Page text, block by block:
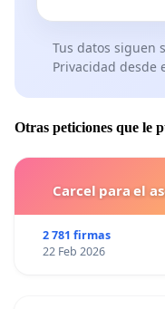
Tus datos siguen
Privacidad desde
Otras peticiones que le
Carcel para el
2 781 firmas
22 Feb 2026